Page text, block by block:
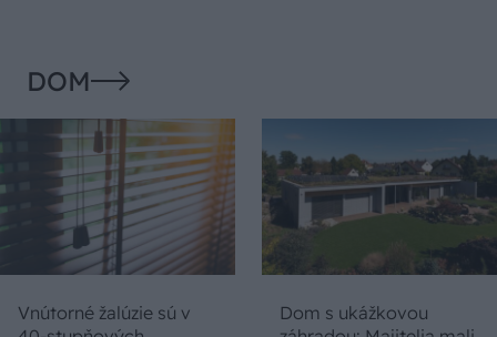
DOM
Vnútorné žalúzie sú v
Dom s ukážkovou